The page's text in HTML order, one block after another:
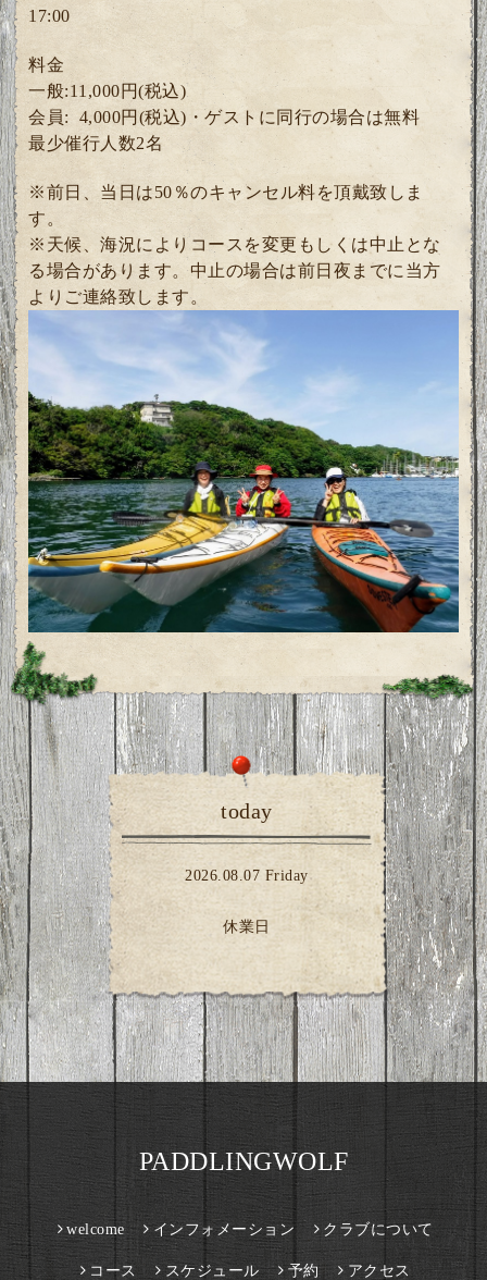
17:00
料金
一般:11,000円(税込)
会員: 4,000円(税込)・ゲスト に同行の場合は無料
最少催行人数2名
※前日、当日は50％のキャンセル料を頂戴致しま
す。
※天候、海況によりコースを変更もしくは中止とな
る場合があります。中止の場合は前日夜までに当方
よりご連絡致します。
today
2026.08.07 Friday
休業日
PADDLINGWOLF
welcome インフォメーション クラブについて
コース スケジュール 予約 アクセス